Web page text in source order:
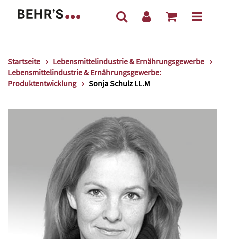
Startseite
Lebensmittelindustrie & Ernährungsgewerbe
Lebensmittelindustrie & Ernährungsgewerbe:
Produktentwicklung
Sonja Schulz LL.M